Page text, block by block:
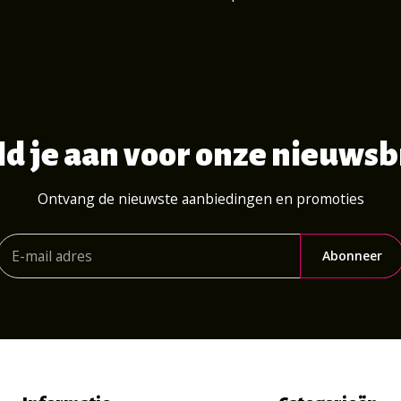
je aan voor onze
Ontvang de nieuwste aanbiedingen en promoties
Abonneer